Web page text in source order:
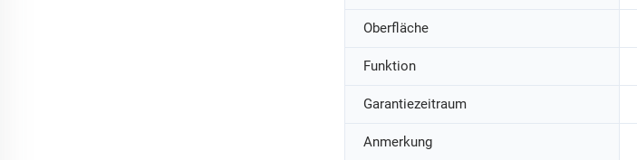
Oberfläche
Funktion
Garantiezeitraum
Anmerkung